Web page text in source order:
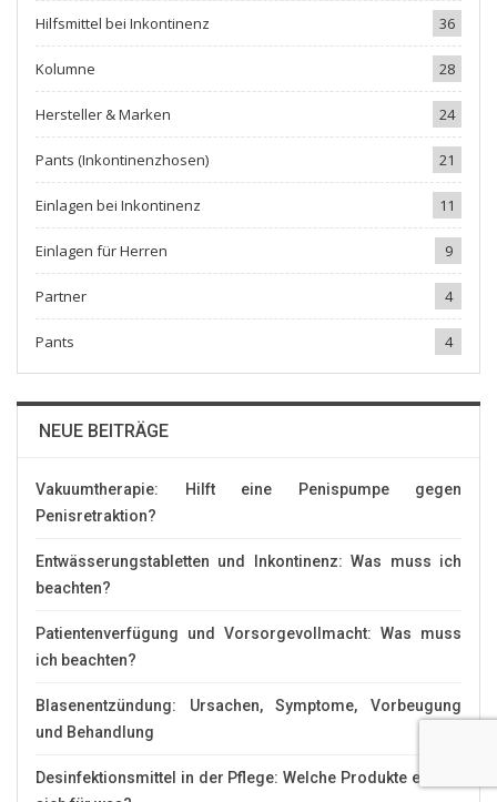
Hilfsmittel bei Inkontinenz 36
Kolumne 28
Hersteller & Marken 24
Pants (Inkontinenzhosen) 21
Einlagen bei Inkontinenz 11
Einlagen für Herren 9
Partner 4
Pants 4
NEUE BEITRÄGE
Vakuumtherapie: Hilft eine Penispumpe gegen
Penisretraktion?
Entwässerungstabletten und Inkontinenz: Was muss ich
beachten?
Patientenverfügung und Vorsorgevollmacht: Was muss
ich beachten?
Blasenentzündung: Ursachen, Symptome, Vorbeugung
und Behandlung
Desinfektionsmittel in der Pflege: Welche Produkte eignen